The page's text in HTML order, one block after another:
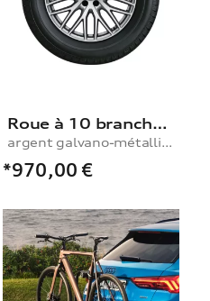
Roue à 10 branches en Y
argent galvano-métallisé, 9,0Jx20, pneu d’hiver 285/45 R20 112V XL, gauche
*970,00 €